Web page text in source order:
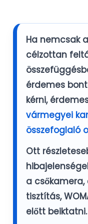
Ha nemcsak
célzottan
érdemes
kérni,
vármegyei
összefoglaló
Ott
a csőkamera,
tisztítás,
előtt beiktatni.